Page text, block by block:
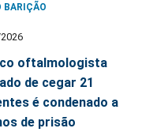
BARIÇÃO
oftalmologista
de cegar 21
é condenado a
de prisão